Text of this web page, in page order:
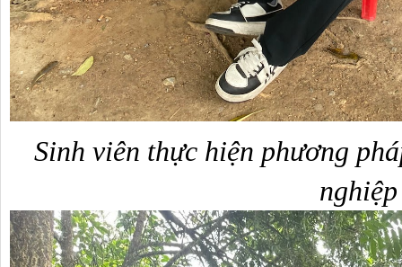
Sinh viên thực hiện phương
nghiệp